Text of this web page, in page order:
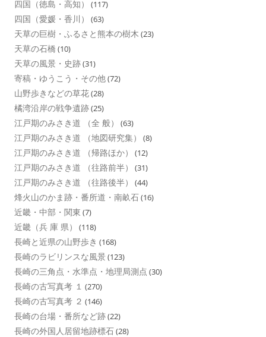
四国（徳島・高知） (117)
四国（愛媛・香川） (63)
天草の巨樹・ふるさと熊本の樹木 (23)
天草の石橋 (10)
天草の風景・史跡(31)
寄稿・ゆうこう・その他(72)
山野歩きなどの草花(28)
橘湾沿岸の戦争遺跡(25)
江戸期のみさき道 （全 般） (63)
江戸期のみさき道 （地図研究集） (8)
江戸期のみさき道 （帰路ほか） (12)
江戸期のみさき道 （往路前半） (31)
江戸期のみさき道 （往路後半） (44)
烽火山のかま跡・番所道・南畝石(16)
近畿・中部・関東 (7)
近畿（兵 庫 県） (118)
長崎と近県の山野歩き (168)
長崎のラビリンスな風景 (123)
長崎の三角点・水準点・地理局測点 (30)
長崎の古写真考 １ (270)
長崎の古写真考 ２ (146)
長崎の台場・番所など跡(22)
長崎の外国人居留地跡標石(28)